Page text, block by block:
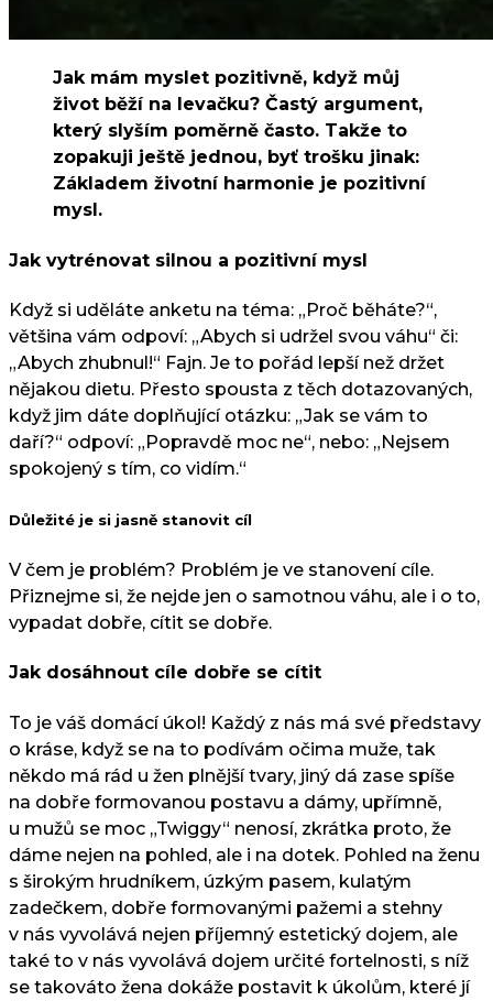
Jak mám myslet pozitivně, když můj
život běží na levačku? Častý argument,
který slyším poměrně často. Takže to
zopakuji ještě jednou, byť trošku jinak:
Základem životní harmonie je pozitivní
mysl.
Jak vytrénovat silnou a pozitivní mysl
Když si uděláte anketu na téma: „Proč běháte?“,
většina vám odpoví: „Abych si udržel svou váhu“ či:
„Abych zhubnul!“ Fajn. Je to pořád lepší než držet
nějakou dietu. Přesto spousta z těch dotazovaných,
když jim dáte doplňující otázku: „Jak se vám to
daří?“ odpoví: „Popravdě moc ne“, nebo: „Nejsem
spokojený s tím, co vidím.“
Důležité je si jasně stanovit cíl
V čem je problém? Problém je ve stanovení cíle.
Přiznejme si, že nejde jen o samotnou váhu, ale i o to,
vypadat dobře, cítit se dobře.
Jak dosáhnout cíle dobře se cítit
To je váš domácí úkol! Každý z nás má své představy
o kráse, když se na to podívám očima muže, tak
někdo má rád u žen plnější tvary, jiný dá zase spíše
na dobře formovanou postavu a dámy, upřímně,
u mužů se moc „Twiggy“ nenosí, zkrátka proto, že
dáme nejen na pohled, ale i na dotek. Pohled na ženu
s širokým hrudníkem, úzkým pasem, kulatým
zadečkem, dobře formovanými pažemi a stehny
v nás vyvolává nejen příjemný estetický dojem, ale
také to v nás vyvolává dojem určité fortelnosti, s níž
se takováto žena dokáže postavit k úkolům, které jí